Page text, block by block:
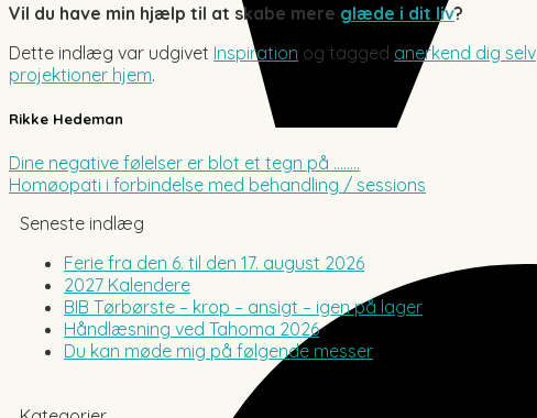
Vil du have min hjælp til at skabe mere glæde i dit liv?
Dette indlæg var udgivet Inspiration og tagged anerkend dig selv
projektioner hjem.
Rikke Hedeman
Dine negative følelser er blot et tegn på ……..
Homøopati i forbindelse med behandling / sessions
Seneste indlæg
Ferie fra den 6. til den 17. august 2026
2027 Kalendere
BIB Tørbørste – krop – ansigt – igen på lager
Håndlæsning ved Tahoma 2026
Du kan møde mig på følgende messer